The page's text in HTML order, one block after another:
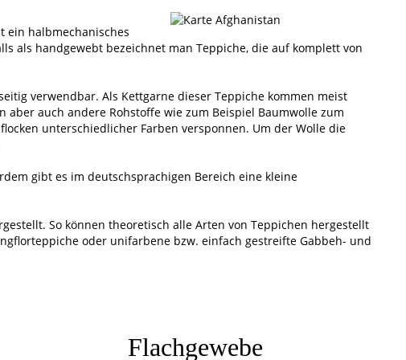
ein halbmechanisches
als handgewebt bezeichnet man Teppiche, die auf komplett von
verwendbar. Als Kettgarne dieser Teppiche kommen meist
aber auch andere Rohstoffe wie zum Beispiel Baumwolle zum
unterschiedlicher Farben versponnen. Um der Wolle die
gibt es im deutschsprachigen Bereich eine kleine
So können theoretisch alle Arten von Teppichen hergestellt
oder unifarbene bzw. einfach gestreifte Gabbeh- und
Flachgewebe